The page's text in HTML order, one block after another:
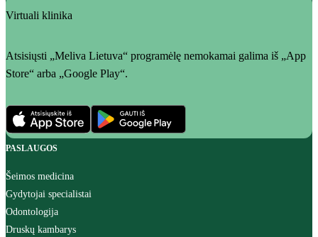
Virtuali klinika
Atsisiųsti „Meliva Lietuva“ programėlę nemokamai galima iš „App
Store“ arba „Google Play“.
PASLAUGOS
Šeimos medicina
Gydytojai specialistai
Odontologija
Druskų kambarys